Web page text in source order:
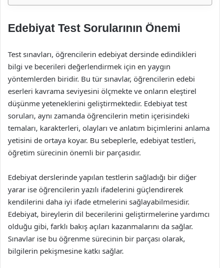
Edebiyat Test Sorularının Önemi
Test sınavları, öğrencilerin edebiyat dersinde edindikleri
bilgi ve becerileri değerlendirmek için en yaygın
yöntemlerden biridir. Bu tür sınavlar, öğrencilerin edebi
eserleri kavrama seviyesini ölçmekte ve onların eleştirel
düşünme yeteneklerini geliştirmektedir. Edebiyat test
soruları, aynı zamanda öğrencilerin metin içerisindeki
temaları, karakterleri, olayları ve anlatım biçimlerini anlama
yetisini de ortaya koyar. Bu sebeplerle, edebiyat testleri,
öğretim sürecinin önemli bir parçasıdır.
Edebiyat derslerinde yapılan testlerin sağladığı bir diğer
yarar ise öğrencilerin yazılı ifadelerini güçlendirerek
kendilerini daha iyi ifade etmelerini sağlayabilmesidir.
Edebiyat, bireylerin dil becerilerini geliştirmelerine yardımcı
olduğu gibi, farklı bakış açıları kazanmalarını da sağlar.
Sınavlar ise bu öğrenme sürecinin bir parçası olarak,
bilgilerin pekişmesine katkı sağlar.